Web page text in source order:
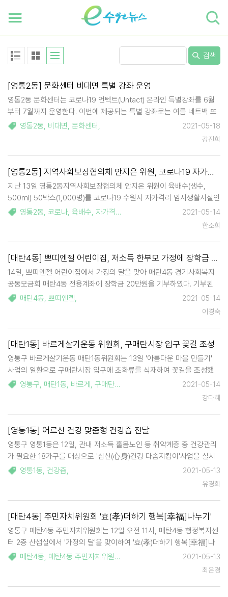
검색
[영통2동] 문화센터 비대면 특별 강좌 운영
영통2동 문화센터는 코로나19 언텍트(Untact) 온라인 특별강좌를 6월
부터 7월까지 운영한다. 이번에 제공되는 특별 강좌로는 여름 네트백 뜨
기(6월 중 목요일 10:00 ~ 11:30), 나만의 머그컵 그리기(6월 9일 수요
영통2동, 비대면, 문화센터 ,
2021-05-18
강진희
[영통2동] 지역사회보장협의체 안지은 위원, 코로나19 자가격리 임시생활시설에 생수 50박스 후원
지난 13일 영통2동지역사회보장협의체 안지은 위원이 육배수(생수,
500ml) 50박스(1,000병)를 코로나19 수원시 자가격리 임시생활시설인
수원유스호스텔에 후원했다. 이 생수는 코로나19 자가격리자의 일상생
활유지와 건강을 위해 지원된다. 안지은 위원은 지난 설명절에도 영통2
영통2동, 코로나, 육배수, 자가격리
2021-05-14
한소희
[매탄4동] 쁘띠엔젤 어린이집, 저소득 한부모 가정에 장학금 전달
14일, 쁘띠엔젤 어린이집에서 가정의 달을 맞아 매탄4동 경기사회복지
공동모금회 매탄4동 전용계좌에 장학금 20만원을 기부하였다. 기부된
장학금은 오는 20일 매탄4동 지역사회보장협의체 회의를 거쳐 저소득
한부모 가정 4가구에 전달될 예정이다. 쁘띠엔젤 어린이집 김미영 원장
매탄4동, 쁘띠엔젤,
2021-05-14
이경숙
[매탄1동] 바르게살기운동 위원회, 구매탄시장 입구 꽃길 조성
영통구 바르게살기운동 매탄1동위원회는 13일 '아름다운 마을 만들기'
사업의 일환으로 구매탄시장 입구에 초화류를 식재하여 꽃길을 조성했
다. 바르게살기운동위원회 위원들은 주민들의 이동이 잦은 구매탄시장
입구 가로변에 꽃잔디 600여 본을 식재했다. 조성된 꽃길은 시장 입구를
영통구, 매탄1동, 바르게 , 구매탄시장
2021-05-14
강다혜
[영통1동] 어르신 건강 맞춤형 건강즙 전달
영통구 영통1동은 12일, 관내 저소득 홀몸노인 등 취약계층 중 건강관리
가 필요한 18가구를 대상으로 '심신(心身)건강 다솜지킴이'사업을 실시
했다. '심신건강 다솜지킴이'사업은 영통1동 지역사회보장협의체와 상호
협약된 관내 건강원(가물치와 호박)에서 건강즙을 후원받아 건강관리가
영통1동, 건강즙,
2021-05-13
유경희
[매탄4동] 주민자치위원회 '효(孝)더하기 행복[幸福]나누기'
영통구 매탄4동 주민자치위원회는 12일 오전 11시, 매탄4동 행정복지센
터 2층 산샘실에서 '가정의 달'을 맞이하여 '효(孝)더하기 행복[幸福]나
누기' 어려운 이웃돕기 행사를 진행했다. 매탄4동 주민자치위원회는 매
년마다 관내 어르신에게 위로와 존경의 의미를 담은 경로잔치를 진행해
매탄4동, 매탄4동 주민자치위원회 가정의달,어버이
2021-05-13
최은경